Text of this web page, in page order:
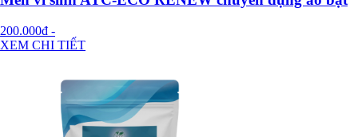
200.000đ -
XEM CHI TIẾT